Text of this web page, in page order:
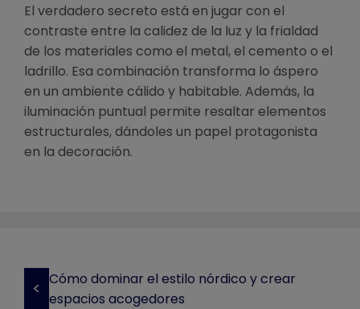
El verdadero secreto está en jugar con el
contraste entre la calidez de la luz y la frialdad
de los materiales como el metal, el cemento o el
ladrillo. Esa combinación transforma lo áspero
en un ambiente cálido y habitable. Además, la
iluminación puntual permite resaltar elementos
estructurales, dándoles un papel protagonista
en la decoración.
< Cómo dominar el estilo nórdico y crear
espacios acogedores